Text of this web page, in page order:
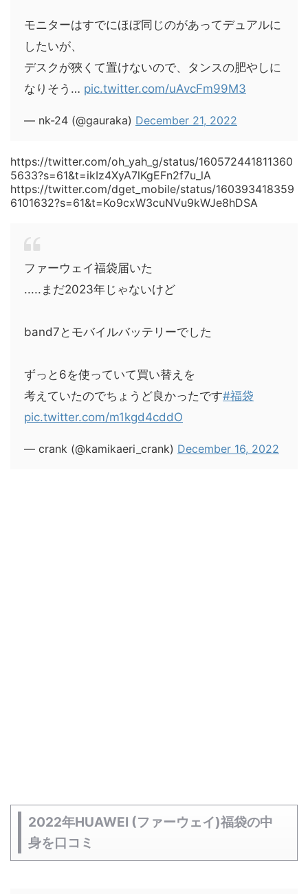
モニターはすでにほぼ同じのがあってデュアルに
したいが、
デスクが狹くて置けないので、タンスの肥やしに
なりそう… pic.twitter.com/uAvcFm99M3
— nk-24 (@gauraka) December 21, 2022
https://twitter.com/oh_yah_g/status/160572441811360
5633?s=61&t=ikIz4XyA7lKgEFn2f7u_lA
https://twitter.com/dget_mobile/status/160393418359
6101632?s=61&t=Ko9cxW3cuNVu9kWJe8hDSA
ファーウェイ福袋届いた
.....まだ2023年じゃないけど
band7とモバイルバッテリーでした
ずっと6を使っていて買い替えを
考えていたのでちょうど良かったです#福袋
pic.twitter.com/m1kgd4cddO
— crank (@kamikaeri_crank) December 16, 2022
2022年HUAWEI (ファーウェイ)福袋の中
身を口コミ